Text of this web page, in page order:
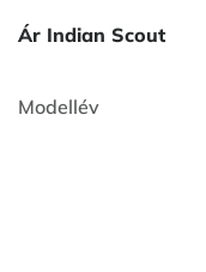
Ár Indian Scout
Modellév